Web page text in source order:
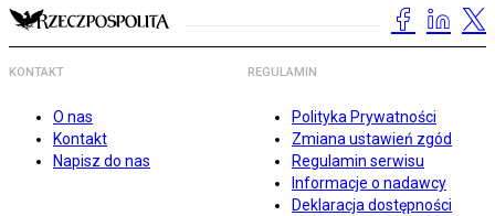
KONTAKT
O nas
Kontakt
Napisz do nas
REGULAMIN
Polityka Prywatności
Zmiana ustawień zgód
Regulamin serwisu
Informacje o nadawcy
Deklaracja dostępności